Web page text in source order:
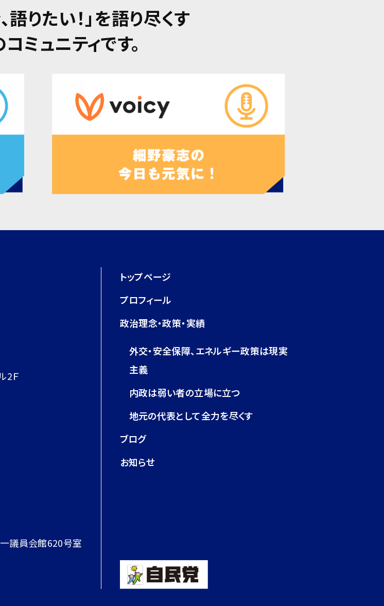
りたい！」を語り尽くす
ミュニティです。
2Ｆ
議員会館620号室
トップページ
プロフィール
政治理念・政策・実績
外交・安全保障、エネルギー政策は現実
主義
内政は弱い者の立場に立つ
地元の代表として全力を尽くす
ブログ
お知らせ